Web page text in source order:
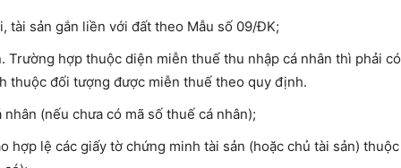
tài sản gắn liền với đất theo Mẫu số 09/ĐK;
Trường hợp thuộc diện miễn thuế thu nhập cá nhân thì phải có
thuộc đối tượng được miễn thuế theo quy định.
(nếu chưa có mã số thuế cá nhân);
hợp lệ các giấy tờ chứng minh tài sản (hoặc chủ tài sản) thuộc